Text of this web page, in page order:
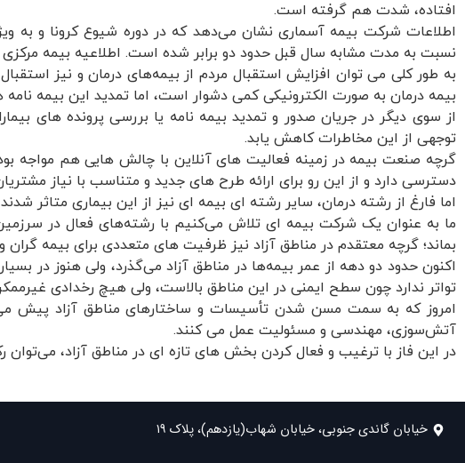
افتاده، شدت هم گرفته است.
اطلاعات شرکت بیمه آسماری نشان می‌دهد که در دوره شیوع کرونا و به
نسبت به مدت مشابه سال قبل حدود دو برابر شده است. اطلاعیه بیمه مرکزی
به طور کلی می توان افزایش استقبال مردم از بیمه‌های درمان و نیز
بیمه درمان به صورت الکترونیکی کمی دشوار است، اما تمدید این بیمه
از سوی دیگر در جریان صدور و تمدید بیمه نامه یا بررسی پرونده های
توجهی از این مخاطرات کاهش یابد.
گرچه صنعت بیمه در زمینه فعالیت های آنلاین با چالش هایی هم مواجه
دسترسی دارد و از این رو برای ارائه طرح های جدید و متناسب با نیاز
اما فارغ از رشته درمان، سایر رشته ای بیمه ای نیز از این بیماری متاثر
ما به عنوان یک شرکت بیمه ای تلاش می‌کنیم با رشته‌های فعال در
بماند؛ گرچه معتقدم در مناطق آزاد نیز ظرفیت های متعددی برای بیمه
تواتر ندارد چون سطح ایمنی در این مناطق بالاست، ولی هیچ رخدادی
امروز که به سمت مسن شدن تأسیسات و ساختارهای مناطق آزاد پیش
آتش‌سوزی، مهندسی و مسئولیت عمل می کنند.
در این فاز با ترغیب و فعال کردن بخش های تازه ای در مناطق آزاد، می‌توان
خیابان گاندی جنوبی، خیابان شهاب(یازدهم)، پلاک ۱۹